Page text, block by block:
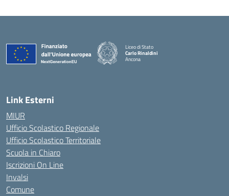
Liceo di Stato
Carlo Rinaldini
Ancona
Link Esterni
MIUR
Ufficio Scolastico Regionale
Ufficio Scolastico Territoriale
Scuola in Chiaro
Iscrizioni On Line
Invalsi
Comune